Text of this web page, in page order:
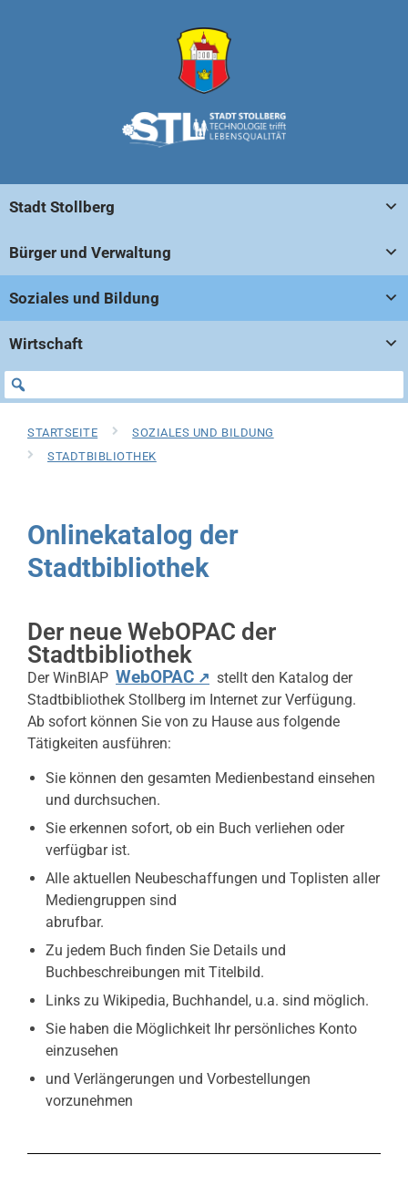
Stadt Stollberg
Bürger und Verwaltung
Soziales und Bildung
Wirtschaft
STARTSEITE
SOZIALES UND BILDUNG
STADTBIBLIOTHEK
Onlinekatalog der
Stadtbibliothek
Der neue WebOPAC der
Stadtbibliothek
Der WinBIAP WebOPAC ↗ stellt den Katalog der
Stadtbibliothek Stollberg im Internet zur Verfügung.
Ab sofort können Sie von zu Hause aus folgende
Tätigkeiten ausführen:
Sie können den gesamten Medienbestand einsehen
und durchsuchen.
Sie erkennen sofort, ob ein Buch verliehen oder
verfügbar ist.
Alle aktuellen Neubeschaffungen und Toplisten aller
Mediengruppen sind
abrufbar.
Zu jedem Buch finden Sie Details und
Buchbeschreibungen mit Titelbild.
Links zu Wikipedia, Buchhandel, u.a. sind möglich.
Sie haben die Möglichkeit Ihr persönliches Konto
einzusehen
und Verlängerungen und Vorbestellungen
vorzunehmen